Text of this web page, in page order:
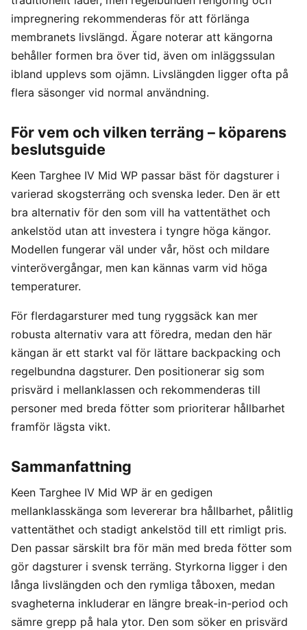
impregnering rekommenderas för att förlänga
membranets livslängd. Ägare noterar att kängorna
behåller formen bra över tid, även om inläggssulan
ibland upplevs som ojämn. Livslängden ligger ofta på
flera säsonger vid normal användning.
För vem och vilken terräng – köparens
beslutsguide
Keen Targhee IV Mid WP passar bäst för dagsturer i
varierad skogsterräng och svenska leder. Den är ett
bra alternativ för den som vill ha vattentäthet och
ankelstöd utan att investera i tyngre höga kängor.
Modellen fungerar väl under vår, höst och mildare
vinterövergångar, men kan kännas varm vid höga
temperaturer.
För flerdagarsturer med tung ryggsäck kan mer
robusta alternativ vara att föredra, medan den här
kängan är ett starkt val för lättare backpacking och
regelbundna dagsturer. Den positionerar sig som
prisvärd i mellanklassen och rekommenderas till
personer med breda fötter som prioriterar hållbarhet
framför lägsta vikt.
Sammanfattning
Keen Targhee IV Mid WP är en gedigen
mellanklasskänga som levererar bra hållbarhet, pålitlig
vattentäthet och stadigt ankelstöd till ett rimligt pris.
Den passar särskilt bra för män med breda fötter som
gör dagsturer i svensk terräng. Styrkorna ligger i den
långa livslängden och den rymliga tåboxen, medan
svagheterna inkluderar en längre break-in-period och
sämre grepp på hala ytor. Den som söker en prisvärd